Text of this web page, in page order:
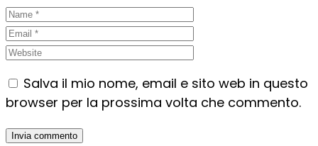
Salva il mio nome, email e sito web in questo
browser per la prossima volta che commento.